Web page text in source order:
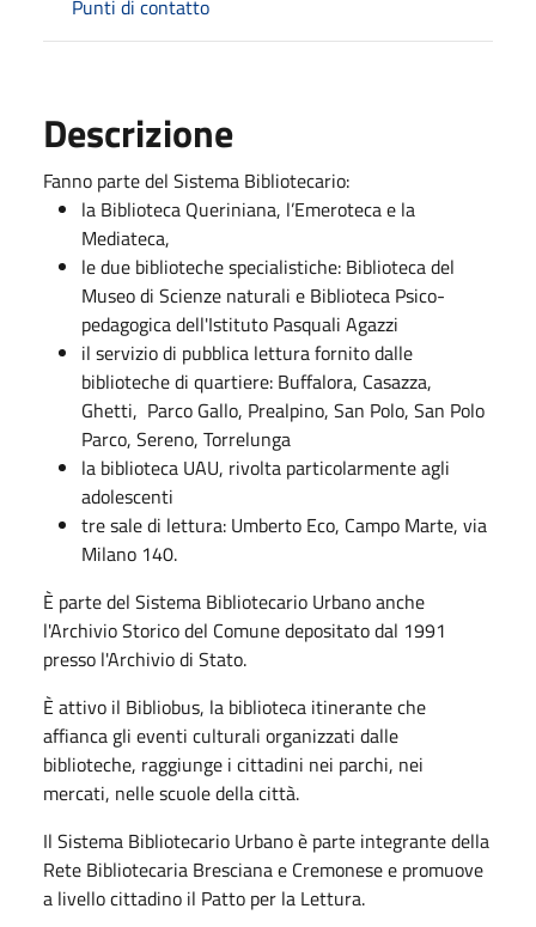
Punti di contatto
Descrizione
Fanno parte del Sistema Bibliotecario:
la Biblioteca Queriniana, l’Emeroteca e la
Mediateca,
le due biblioteche specialistiche: Biblioteca del
Museo di Scienze naturali e Biblioteca Psico-
pedagogica dell'Istituto Pasquali Agazzi
il servizio di pubblica lettura fornito dalle
biblioteche di quartiere: Buffalora, Casazza,
Ghetti, Parco Gallo, Prealpino, San Polo, San Polo
Parco, Sereno, Torrelunga
la biblioteca UAU, rivolta particolarmente agli
adolescenti
tre sale di lettura: Umberto Eco, Campo Marte, via
Milano 140.
È parte del Sistema Bibliotecario Urbano anche
l'Archivio Storico del Comune depositato dal 1991
presso l'Archivio di Stato. ​
È attivo il Bibliobus, la biblioteca itinerante che
affianca gli eventi culturali organizzati dalle
biblioteche, raggiunge i cittadini nei parchi, nei
mercati, nelle scuole della città.
Il Sistema Bibliotecario Urbano è parte integrante della
Rete Bibliotecaria Bresciana e Cremonese e promuove
a livello cittadino il Patto per la Lettura.